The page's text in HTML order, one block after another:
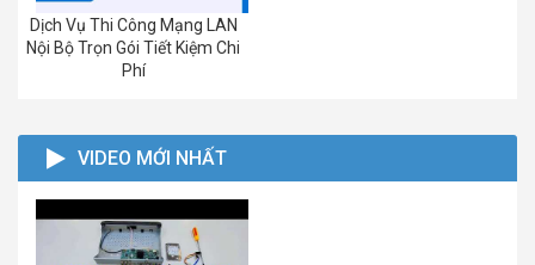
Dịch Vụ Thi Công Mạng LAN
Nội Bộ Trọn Gói Tiết Kiệm Chi
Phí
VIDEO MỚI NHẤT